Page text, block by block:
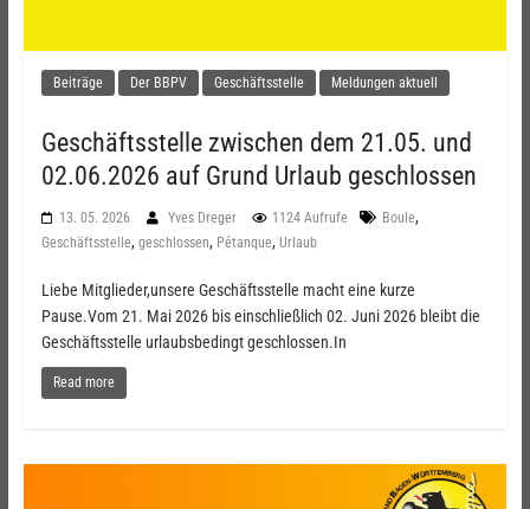
Beiträge Der BBPV Geschäftsstelle Meldungen aktuell
Geschäftsstelle zwischen dem 21.05. und
02.06.2026 auf Grund Urlaub geschlossen
13. 05. 2026 Yves Dreger 1124 Aufrufe Boule,
Geschäftsstelle, geschlossen, Pétanque, Urlaub
Liebe Mitglieder,unsere Geschäftsstelle macht eine kurze
Pause.Vom 21. Mai 2026 bis einschließlich 02. Juni 2026 bleibt die
Geschäftsstelle urlaubsbedingt geschlossen.In
Read more